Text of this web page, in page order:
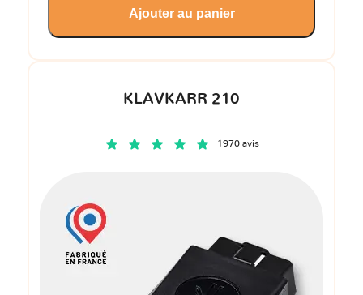
KLAVKARR 210
1970 avis
Ajouter au panier